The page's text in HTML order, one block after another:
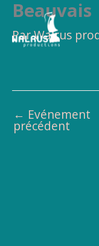
Aller
contenu
Beauvais
ParWalrus
← Evénement
précédent